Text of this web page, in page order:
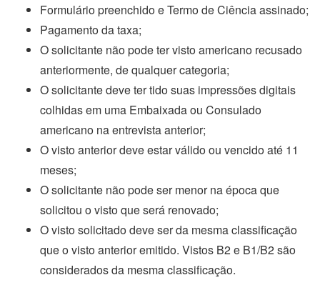
Formulário preenchido e Termo de Ciência assinado;
Pagamento da taxa;
O solicitante não pode ter visto americano recusado
anteriormente, de qualquer categoria;
O solicitante deve ter tido suas impressões digitais
colhidas em uma Embaixada ou Consulado
americano na entrevista anterior;
O visto anterior deve estar válido ou vencido até 11
meses;
O solicitante não pode ser menor na época que
solicitou o visto que será renovado;
O visto solicitado deve ser da mesma classificação
que o visto anterior emitido. Vistos B2 e B1/B2 são
considerados da mesma classificação.